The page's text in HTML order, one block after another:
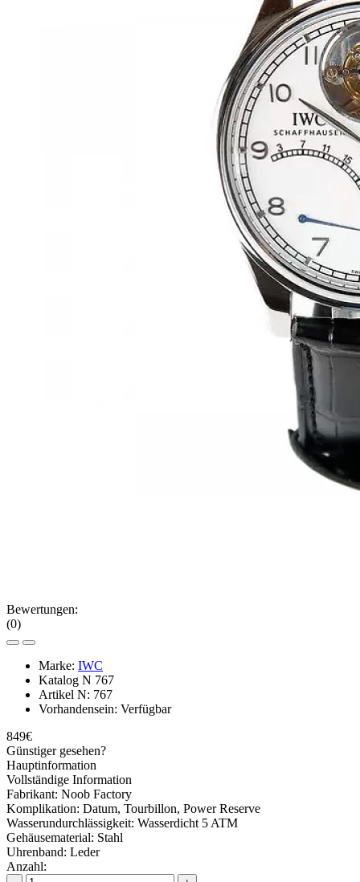
Bewertungen:
(0)
Marke: IWC
Katalog N 767
Artikel N: 767
Vorhandensein: Verfügbar
849€
Günstiger gesehen?
Hauptinformation
Vollständige Information
Fabrikant: Noob Factory
Komplikation: Datum, Tourbillon, Power Reserve
Wasserundurchlässigkeit: Wasserdicht 5 ATM
Gehäusematerial: Stahl
Uhrenband: Leder
Anzahl: